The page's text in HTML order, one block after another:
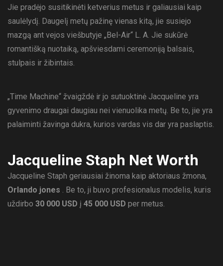
Jie pradėjo susitikinėti ketverius metus ir galiausiai kaip
saulėlydį. Daugelį metų pažinę vienas kitą, jie susiejo
mazgą ant vejos viešbutyje „Bel-Air“ L. A. Jie sukūrė
romantišką nuotaiką, apšviesdami ceremoniją balsais,
stulpais ir žibintais.
„Time Machine“ žvaigždė ir jo sutuoktinė Jacqueline yra
gyvenimo draugai daugiau nei vienuolika metų. Be to, jie yra
palaiminti žavinga dukra, kurios vardas vis dar yra paslaptis.
Jacqueline Staph Net Worth
Jacqueline Staph geriausiai žinoma kaip aktoriaus žmona,
Orlando jones . Be to, ji buvo profesionalus modelis, kuris
uždirbo 30 000 USD į 45 000 USD per metus.